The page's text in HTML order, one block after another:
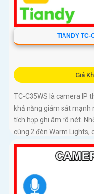
TIANDY TC-
Giá
TC-C35WS là camera IP
khả năng giám sát mạnh
tích hợp ghi âm rõ nét.
cùng 2 đèn Warm Lights,
sống động vào ban đêm